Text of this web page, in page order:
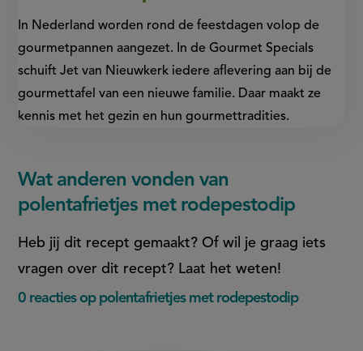
In Nederland worden rond de feestdagen volop de
gourmetpannen aangezet. In de Gourmet Specials
schuift Jet van Nieuwkerk iedere aflevering aan bij de
gourmettafel van een nieuwe familie. Daar maakt ze
kennis met het gezin en hun gourmettradities.
Wat anderen vonden van
polentafrietjes met rodepestodip
Heb jij dit recept gemaakt? Of wil je graag iets
vragen over dit recept? Laat het weten!
0 reacties op polentafrietjes met rodepestodip